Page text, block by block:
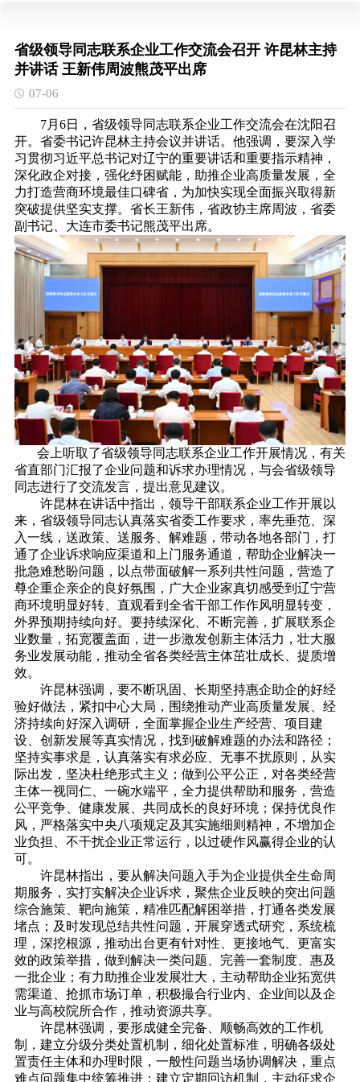
省级领导同志联系企业工作交流会召开 许昆林主持
并讲话 王新伟周波熊茂平出席
07-06
7月6日，省级领导同志联系企业工作交流会在沈阳召
开。省委书记许昆林主持会议并讲话。他强调，要深入学
习贯彻习近平总书记对辽宁的重要讲话和重要指示精神，
深化政企对接，强化纾困赋能，助推企业高质量发展，全
力打造营商环境最佳口碑省，为加快实现全面振兴取得新
突破提供坚实支撑。省长王新伟，省政协主席周波，省委
副书记、大连市委书记熊茂平出席。
会上听取了省级领导同志联系企业工作开展情况，有关
省直部门汇报了企业问题和诉求办理情况，与会省级领导
同志进行了交流发言，提出意见建议。
许昆林在讲话中指出，领导干部联系企业工作开展以
来，省级领导同志认真落实省委工作要求，率先垂范、深
入一线，送政策、送服务、解难题，带动各地各部门，打
通了企业诉求响应渠道和上门服务通道，帮助企业解决一
批急难愁盼问题，以点带面破解一系列共性问题，营造了
尊企重企亲企的良好氛围，广大企业家真切感受到辽宁营
商环境明显好转、直观看到全省干部工作作风明显转变，
外界预期持续向好。要持续深化、不断完善，扩展联系企
业数量，拓宽覆盖面，进一步激发创新主体活力，壮大服
务业发展动能，推动全省各类经营主体茁壮成长、提质增
效。
许昆林强调，要不断巩固、长期坚持惠企助企的好经
验好做法，紧扣中心大局，围绕推动产业高质量发展、经
济持续向好深入调研，全面掌握企业生产经营、项目建
设、创新发展等真实情况，找到破解难题的办法和路径；
坚持实事求是，认真落实有求必应、无事不扰原则，从实
际出发，坚决杜绝形式主义；做到公平公正，对各类经营
主体一视同仁、一碗水端平，全力提供帮助和服务，营造
公平竞争、健康发展、共同成长的良好环境；保持优良作
风，严格落实中央八项规定及其实施细则精神，不增加企
业负担、不干扰企业正常运行，以过硬作风赢得企业的认
可。
许昆林指出，要从解决问题入手为企业提供全生命周
期服务，实打实解决企业诉求，聚焦企业反映的突出问题
综合施策、靶向施策，精准匹配解困举措，打通各类发展
堵点；及时发现总结共性问题，开展穿透式研究，系统梳
理，深挖根源，推动出台更有针对性、更接地气、更富实
效的政策举措，做到解决一类问题、完善一套制度、惠及
一批企业；有力助推企业发展壮大，主动帮助企业拓宽供
需渠道、抢抓市场订单，积极撮合行业内、企业间以及企
业与高校院所合作，推动资源共享。
许昆林强调，要形成健全完备、顺畅高效的工作机
制，建立分级分类处置机制，细化处置标准，明确各级处
置责任主体和办理时限，一般性问题当场协调解决，重点
难点问题集中统筹推进；建立定期回访机制，主动征求企